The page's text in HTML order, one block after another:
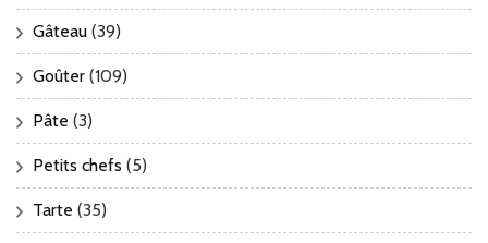
Gâteau (39)
Goûter (109)
Pâte (3)
Petits chefs (5)
Tarte (35)